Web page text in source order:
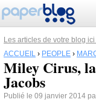
Les articles de votre blog
ACCUEIL › PEOPLE ›
Miley Cirus,
Jacobs
Publié le 09 janvier 2014